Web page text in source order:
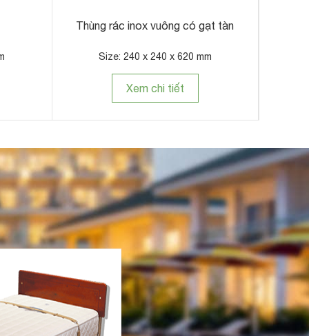
Thùng rác nhựa 240 lít
Size: 750 x 600 x 1060 mm
Xem chi tiết